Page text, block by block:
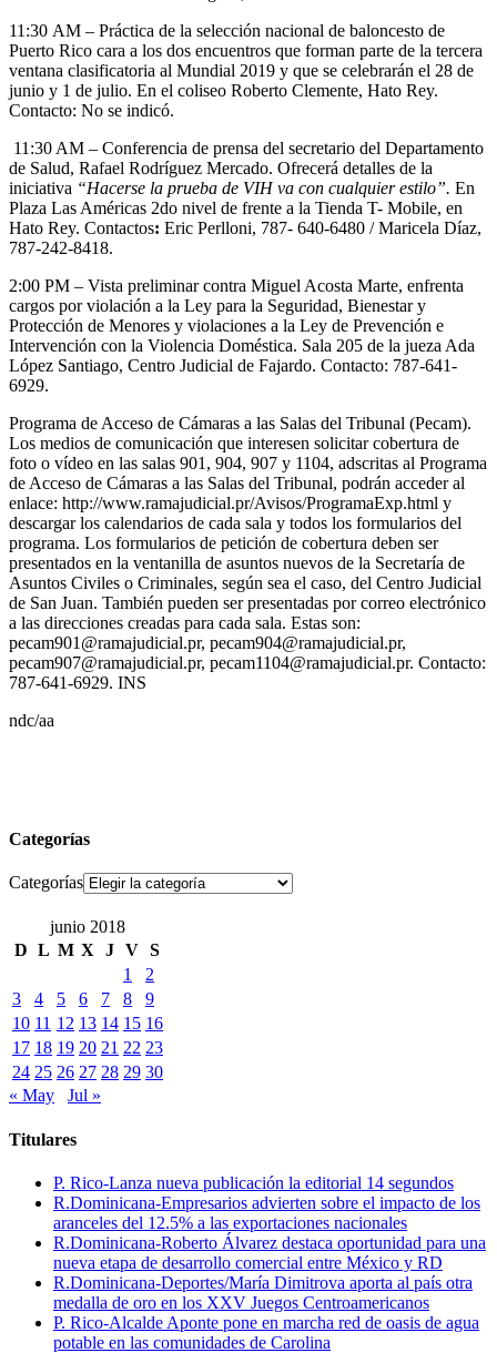
11:30 AM – Práctica de la selección nacional de baloncesto de
Puerto Rico cara a los dos encuentros que forman parte de la tercera
ventana clasificatoria al Mundial 2019 y que se celebrarán el 28 de
junio y 1 de julio. En el coliseo Roberto Clemente, Hato Rey.
Contacto: No se indicó.
11:30 AM – Conferencia de prensa del secretario del Departamento
de Salud, Rafael Rodríguez Mercado. Ofrecerá detalles de la
iniciativa “Hacerse la prueba de VIH va con cualquier estilo”. En
Plaza Las Américas 2do nivel de frente a la Tienda T- Mobile, en
Hato Rey. Contactos: Eric Perlloni, 787- 640-6480 / Maricela Díaz,
787-242-8418.
2:00 PM – Vista preliminar contra Miguel Acosta Marte, enfrenta
cargos por violación a la Ley para la Seguridad, Bienestar y
Protección de Menores y violaciones a la Ley de Prevención e
Intervención con la Violencia Doméstica. Sala 205 de la jueza Ada
López Santiago, Centro Judicial de Fajardo. Contacto: 787-641-
6929.
Programa de Acceso de Cámaras a las Salas del Tribunal (Pecam).
Los medios de comunicación que interesen solicitar cobertura de
foto o vídeo en las salas 901, 904, 907 y 1104, adscritas al Programa
de Acceso de Cámaras a las Salas del Tribunal, podrán acceder al
enlace: http://www.ramajudicial.pr/Avisos/ProgramaExp.html y
descargar los calendarios de cada sala y todos los formularios del
programa. Los formularios de petición de cobertura deben ser
presentados en la ventanilla de asuntos nuevos de la Secretaría de
Asuntos Civiles o Criminales, según sea el caso, del Centro Judicial
de San Juan. También pueden ser presentadas por correo electrónico
a las direcciones creadas para cada sala. Estas son:
pecam901@ramajudicial.pr, pecam904@ramajudicial.pr,
pecam907@ramajudicial.pr, pecam1104@ramajudicial.pr. Contacto:
787-641-6929. INS
ndc/aa
Categorías
Categorías
junio 2018
D L M X J V S
1
2
3
4 5 6 7 8
9
10 11 12 13 14 15 16
17 18 19 20 21 22 23
24 25 26 27 28 29 30
« May
Jul »
Titulares
P. Rico-Lanza nueva publicación la editorial 14 segundos
R.Dominicana-Empresarios advierten sobre el impacto de los
aranceles del 12.5% a las exportaciones nacionales
R.Dominicana-Roberto Álvarez destaca oportunidad para una
nueva etapa de desarrollo comercial entre México y RD
R.Dominicana-Deportes/María Dimitrova aporta al país otra
medalla de oro en los XXV Juegos Centroamericanos
P. Rico-Alcalde Aponte pone en marcha red de oasis de agua
potable en las comunidades de Carolina